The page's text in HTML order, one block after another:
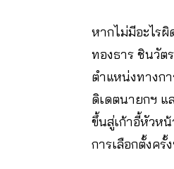
หากไม่มีอะไร
ทองธาร ชินวัต
ตำแหน่งทางก
ดิเดตนายกฯ แ
ขึ้นสู่เก้าอี้หัวห
การเลือกตั้งครั้